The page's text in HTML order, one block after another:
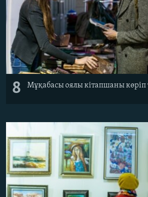
8 Мұқабасы оялы кітапшаны көріп